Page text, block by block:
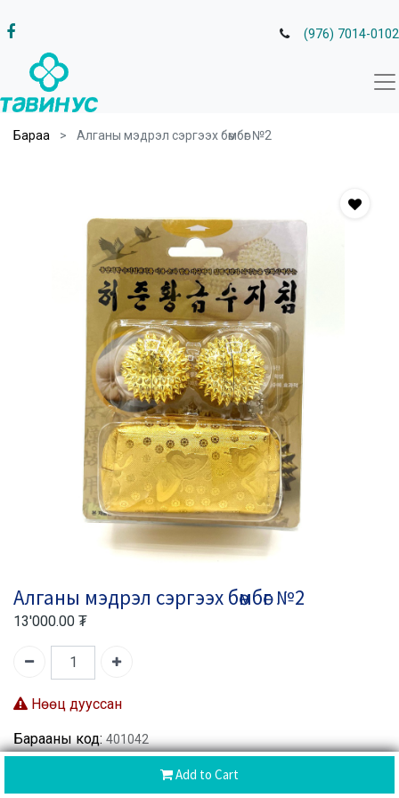
(976) 7014-0102
Бараа Алганы мэдрэл сэргээх бөмбөг №2
Add to Cart
Алганы мэдрэл сэргээх бөмбөг №2
13'000.00 ₮
Нөөц дууссан
Барааны код: 401042